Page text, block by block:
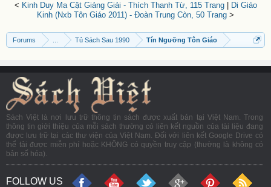
< Kinh Duy Ma Cật Giảng Giải - Thích Thanh Từ, 115 Trang|
Di Giáo
Kinh (Nxb Tôn Giáo 2011) - Đoàn Trung Còn, 50 Trang >
Forums Tủ Sách Sau 1990 Tín Ngưỡng Tôn Giáo
Sách Việt là nơi lưu trữ thông tin sách được xuất bản tại Việt Nam. Trong
thông tin giới thiệu của mỗi sách thường có liên kết nguồn của tài liệu đang
được lưu trữ tại các thư viện của Việt Nam. Đối với liên kết Google Drive có
thể tải được miễn phí hoặc KHÔNG có quyền truy cập (thường là không có
bản số hóa).
FOLLOW US